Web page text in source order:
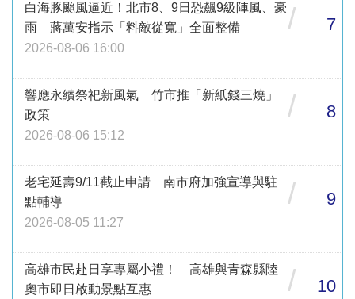
白海豚颱風逼近！北市8、9日恐飆9級陣風、豪
雨 蔣萬安指示「料敵從寬」全面整備
2026-08-06 16:00
/ 7
響應永續祭祀新風氣 竹市推「新紙錢三燒」
政策
2026-08-06 15:12
/ 8
老宅延壽9/11截止申請 南市府加強宣導與駐
點輔導
2026-08-05 11:27
/ 9
高雄市民赴日享專屬小禮！ 高雄與青森縣陸
奧市即日啟動景點互惠
/ 10